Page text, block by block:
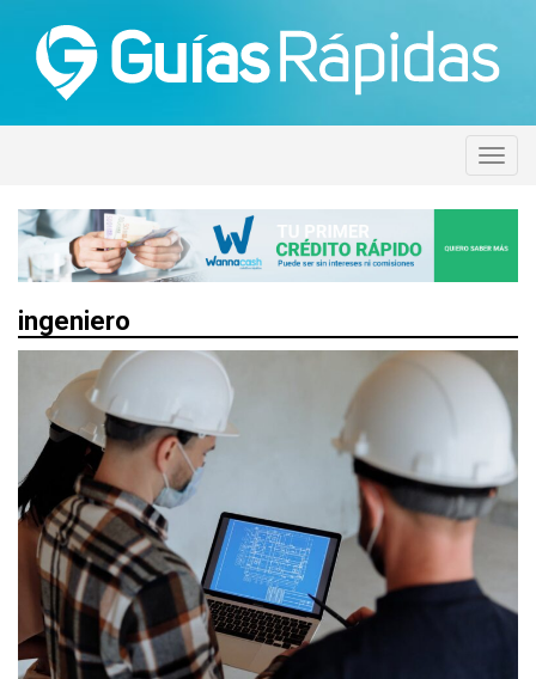
ingeniero